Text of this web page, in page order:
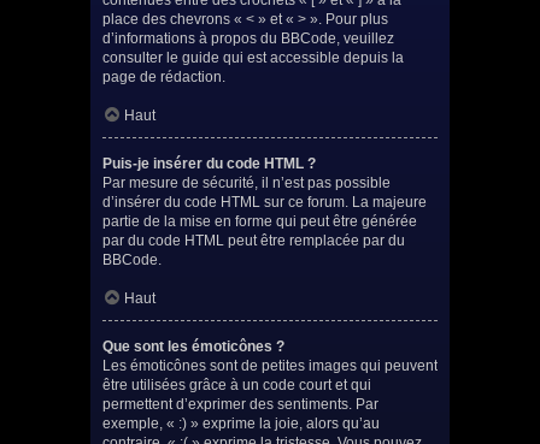
place des chevrons « < » et « > ». Pour plus
d’informations à propos du BBCode, veuillez
consulter le guide qui est accessible depuis la
page de rédaction.
Haut
Puis-je insérer du code HTML ?
Par mesure de sécurité, il n’est pas possible
d’insérer du code HTML sur ce forum. La majeure
partie de la mise en forme qui peut être générée
par du code HTML peut être remplacée par du
BBCode.
Haut
Que sont les émoticônes ?
Les émoticônes sont de petites images qui peuvent
être utilisées grâce à un code court et qui
permettent d’exprimer des sentiments. Par
exemple, « :) » exprime la joie, alors qu’au